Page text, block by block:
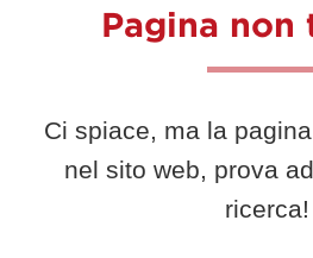
Pagina non
Ci spiace, ma la
nel sito web, prova
ricerca!